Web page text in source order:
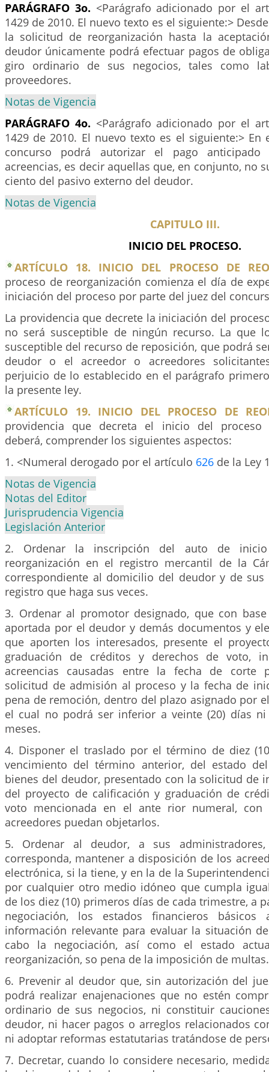
PARÁGRAFO 3o. <Parágrafo adicionado por el
1429 de 2010. El nuevo texto es el siguiente:>
la solicitud de reorganización hasta la
deudor únicamente podrá efectuar pagos de
giro ordinario de sus negocios, tales como
proveedores.
Notas de Vigencia
PARÁGRAFO 4o. <Parágrafo adicionado por el
1429 de 2010. El nuevo texto es el siguiente:> En
concurso podrá autorizar el pago anticipado
acreencias, es decir aquellas que, en conjunto, no
ciento del pasivo externo del deudor.
Notas de Vigencia
CAPITULO III.
INICIO DEL PROCESO.
ARTÍCULO 18. INICIO DEL PROCESO DE
proceso de reorganización comienza el día de
iniciación del proceso por parte del juez del
La providencia que decrete la iniciación del
no será susceptible de ningún recurso. La que
susceptible del recurso de reposición, que podrá
deudor o el acreedor o acreedores
perjuicio de lo establecido en el parágrafo
la presente ley.
ARTÍCULO 19. INICIO DEL PROCESO DE
providencia que decreta el inicio del proceso
deberá, comprender los siguientes aspectos:
1. <Numeral derogado por el artículo 626 de la Ley
Notas de Vigencia
Notas del Editor
Jurisprudencia Vigencia
Legislación Anterior
2. Ordenar la inscripción del auto de
reorganización en el registro mercantil de la
correspondiente al domicilio del deudor y de
registro que haga sus veces.
3. Ordenar al promotor designado, que con
aportada por el deudor y demás documentos y
que aporten los interesados, presente el
graduación de créditos y derechos de voto,
acreencias causadas entre la fecha de corte
solicitud de admisión al proceso y la fecha de
pena de remoción, dentro del plazo asignado por
el cual no podrá ser inferior a veinte (20) días
meses.
4. Disponer el traslado por el término de diez
vencimiento del término anterior, del estado
bienes del deudor, presentado con la solicitud de
del proyecto de calificación y graduación de
voto mencionada en el ante rior numeral,
acreedores puedan objetarlos.
5. Ordenar al deudor, a sus
corresponda, mantener a disposición de los
electrónica, si la tiene, y en la de la
por cualquier otro medio idóneo que cumpla
de los diez (10) primeros días de cada trimestre, a
negociación, los estados financieros básicos
información relevante para evaluar la situación
cabo la negociación, así como el estado
reorganización, so pena de la imposición de multas.
6. Prevenir al deudor que, sin autorización del
podrá realizar enajenaciones que no estén
ordinario de sus negocios, ni constituir
deudor, ni hacer pagos o arreglos relacionados
ni adoptar reformas estatutarias tratándose de
7. Decretar, cuando lo considere necesario,